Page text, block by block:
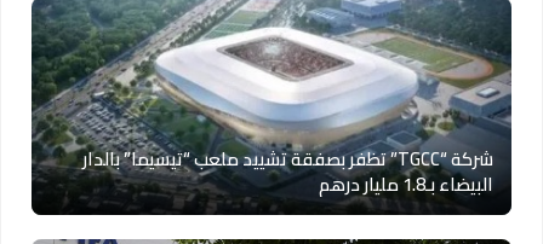
شركة “TGCC” تظفر بصفقة تشييد ملعب “تيسيما” بالدار
البيضاء بـ1.8 مليار درهم